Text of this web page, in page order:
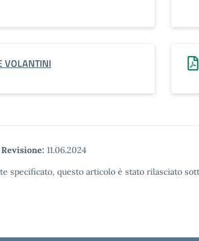
VOLANTINI
Revisione: 11.06.2024
specificato, questo articolo è stato rilasciato